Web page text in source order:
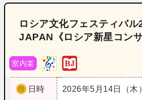
ロシア文化フェスティバル
JAPAN《ロシア新星コン
室内楽
日時
2026年5月14日（木）